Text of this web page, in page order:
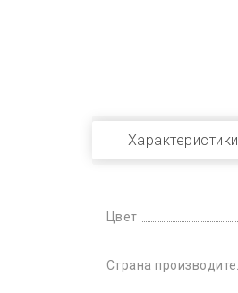
Характеристики
Цвет
Страна